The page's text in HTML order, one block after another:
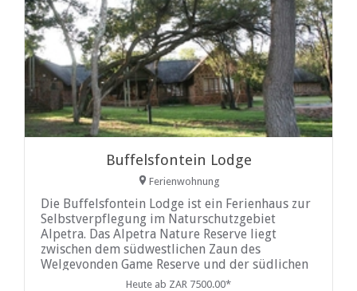
Buffelsfontein Lodge
Ferienwohnung
Die Buffelsfontein Lodge ist ein Ferienhaus zur
Selbstverpflegung im Naturschutzgebiet
Alpetra. Das Alpetra Nature Reserve liegt
zwischen dem südwestlichen Zaun des
Welgevonden Game Reserve und der südlichen
Zaunlinie des Marakele-Nationalparks und
Heute ab ZAR 7500.00*